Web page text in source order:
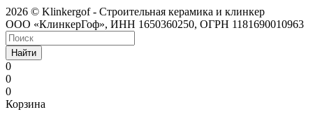
2026 © Klinkergof - Строительная керамика и клинкер
ООО «КлинкерГоф», ИНН 1650360250, ОГРН 1181690010963
Найти
0
0
0
Корзина